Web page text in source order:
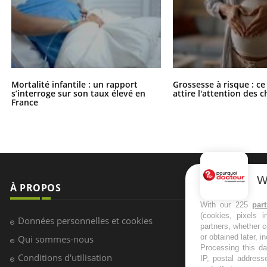
Mortalité infantile : un rapport
s’interroge sur son taux élevé en
France
Grossesse à risque :
attire l'attention des
À PROPOS
Données personnelles et cookies
Qui sommes-nous
Conditions d'utilisation
Recevez
infos santé
With our 225
(cookies, pixels
partners, whether
or obtained later,
Processing this
IP, postal